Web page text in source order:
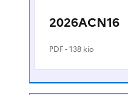
2026ACN16
PDF- 138 kio